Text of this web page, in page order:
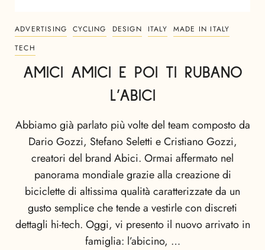
ADVERTISING CYCLING DESIGN ITALY
MADE IN ITALY
TECH
AMICI AMICI E POI TI RUBANO
L’ABICI
Abbiamo già parlato più volte del team composto da
Dario Gozzi, Stefano Seletti e Cristiano Gozzi,
creatori del brand Abici. Ormai affermato nel
panorama mondiale grazie alla creazione di
biciclette di altissima qualità caratterizzate da un
gusto semplice che tende a vestirle con discreti
dettagli hi-tech. Oggi, vi presento il nuovo arrivato in
famiglia: l’abicino, …